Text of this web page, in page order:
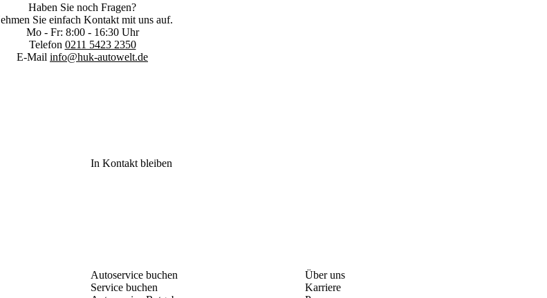
Haben Sie noch Fragen?
Sie einfach Kontakt mit uns auf.
Mo - Fr: 8:00 - 16:30 Uhr
Telefon 0211 5423 2350
E-Mail info@huk-autowelt.de
In Kontakt bleiben
Autoservice buchen
Service buchen
Über uns
Karriere